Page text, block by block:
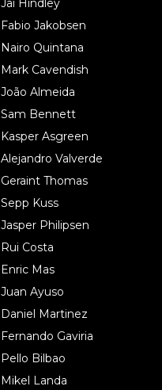
Jai Hindley
Fabio Jakobsen
Nairo Quintana
Mark Cavendish
João Almeida
Sam Bennett
Kasper Asgreen
Alejandro Valverde
Geraint Thomas
Sepp Kuss
Jasper Philipsen
Rui Costa
Enric Mas
Juan Ayuso
Daniel Martinez
Fernando Gaviria
Pello Bilbao
Mikel Landa